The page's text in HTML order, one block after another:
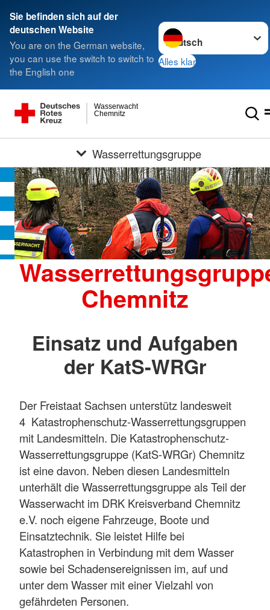
Sie befinden sich auf der
deutschen Website
You are on the German website,
you can use the switch to switch to
the English one
Sprache wechseln zu
Alles klar
Chemnitz
Wasserwacht
Wasserrettungsgruppe
Chemnitz
Einsatz und Aufgaben
der KatS-WRGr
Der Freistaat Sachsen unterstütz landesweit
4 Katastrophenschutz-Wasserrettungsgruppen
mit Landesmitteln. Die Katastrophenschutz-
Wasserrettungsgruppe (KatS-WRGr) Chemnitz
ist eine davon. Neben diesen Landesmitteln
unterhält die Wasserrettungsgruppe als Teil der
Wasserwacht im DRK Kreisverband Chemnitz
e.V. noch eigene Fahrzeuge, Boote und
Einsatztechnik. Sie leistet Hilfe bei
Katastrophen in Verbindung mit dem Wasser
sowie bei Schadensereignissen im, auf und
unter dem Wasser mit einer Vielzahl von
gefährdeten Personen.